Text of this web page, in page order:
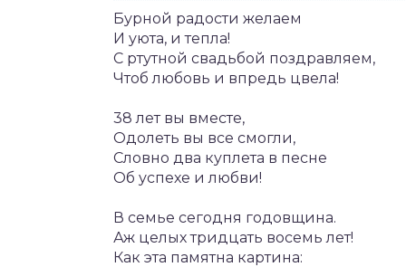
Бурной радости желаем
И уюта, и тепла!
С ртутной свадьбой поздравляем,
Чтоб любовь и впредь цвела!
38 лет вы вместе,
Одолеть вы все смогли,
Словно два куплета в песне
Об успехе и любви!
В семье сегодня годовщина.
Аж целых тридцать восемь лет!
Как эта памятна картина: